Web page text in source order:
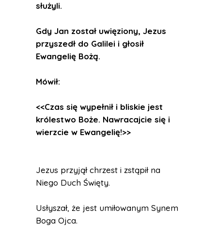
służyli.
Gdy Jan został uwięziony, Jezus
przyszedł do Galilei i głosił
Ewangelię Bożą.
Mówił:
<<Czas się wypełnił i bliskie jest
królestwo Boże. Nawracajcie się i
wierzcie w Ewangelię!>>
Jezus przyjął chrzest i zstąpił na
Niego Duch Święty.
Usłyszał, że jest umiłowanym Synem
Boga Ojca.